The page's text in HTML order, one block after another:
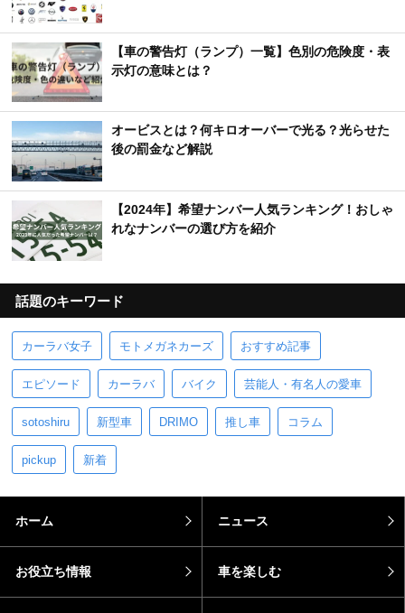
【車の警告灯（ランプ）一覧】色別の危険度・表
示灯の意味とは？
オービスとは？何キロオーバーで光る？光らせた
後の罰金など解説
【2024年】希望ナンバー人気ランキング！おしゃ
れなナンバーの選び方を紹介
話題のキーワード
カーラバ女子 モトメガネカーズ おすすめ記事
エピソード カーラバ バイク 芸能人・有名人の愛車
sotoshiru 新型車 DRIMO 推し車 コラム
pickup 新着
ホーム ニュース
お役立ち情報 車を楽しむ